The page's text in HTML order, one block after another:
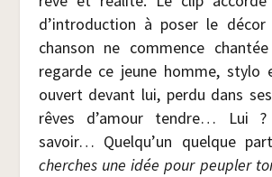
d’introduction à poser le
chan­son ne com­mence
regarde ce jeune homme, sty­lo
ouvert devant lui, per­du dans
rêves d’amour tendre… Lui
savoir… Quelqu’un quelque
cherches une idée pour peu­pler